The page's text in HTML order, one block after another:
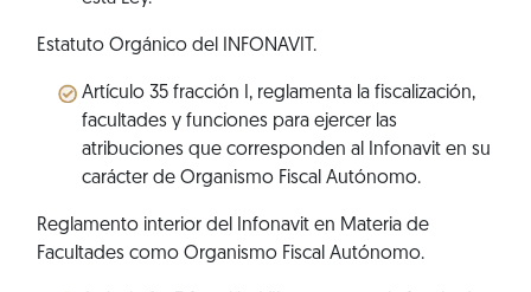
Estatuto Orgánico del INFONAVIT.
Artículo 35 fracción I, reglamenta la fiscalización,
facultades y funciones para ejercer las
atribuciones que corresponden al Infonavit en su
carácter de Organismo Fiscal Autónomo.
Reglamento interior del Infonavit en Materia de
Facultades como Organismo Fiscal Autónomo.